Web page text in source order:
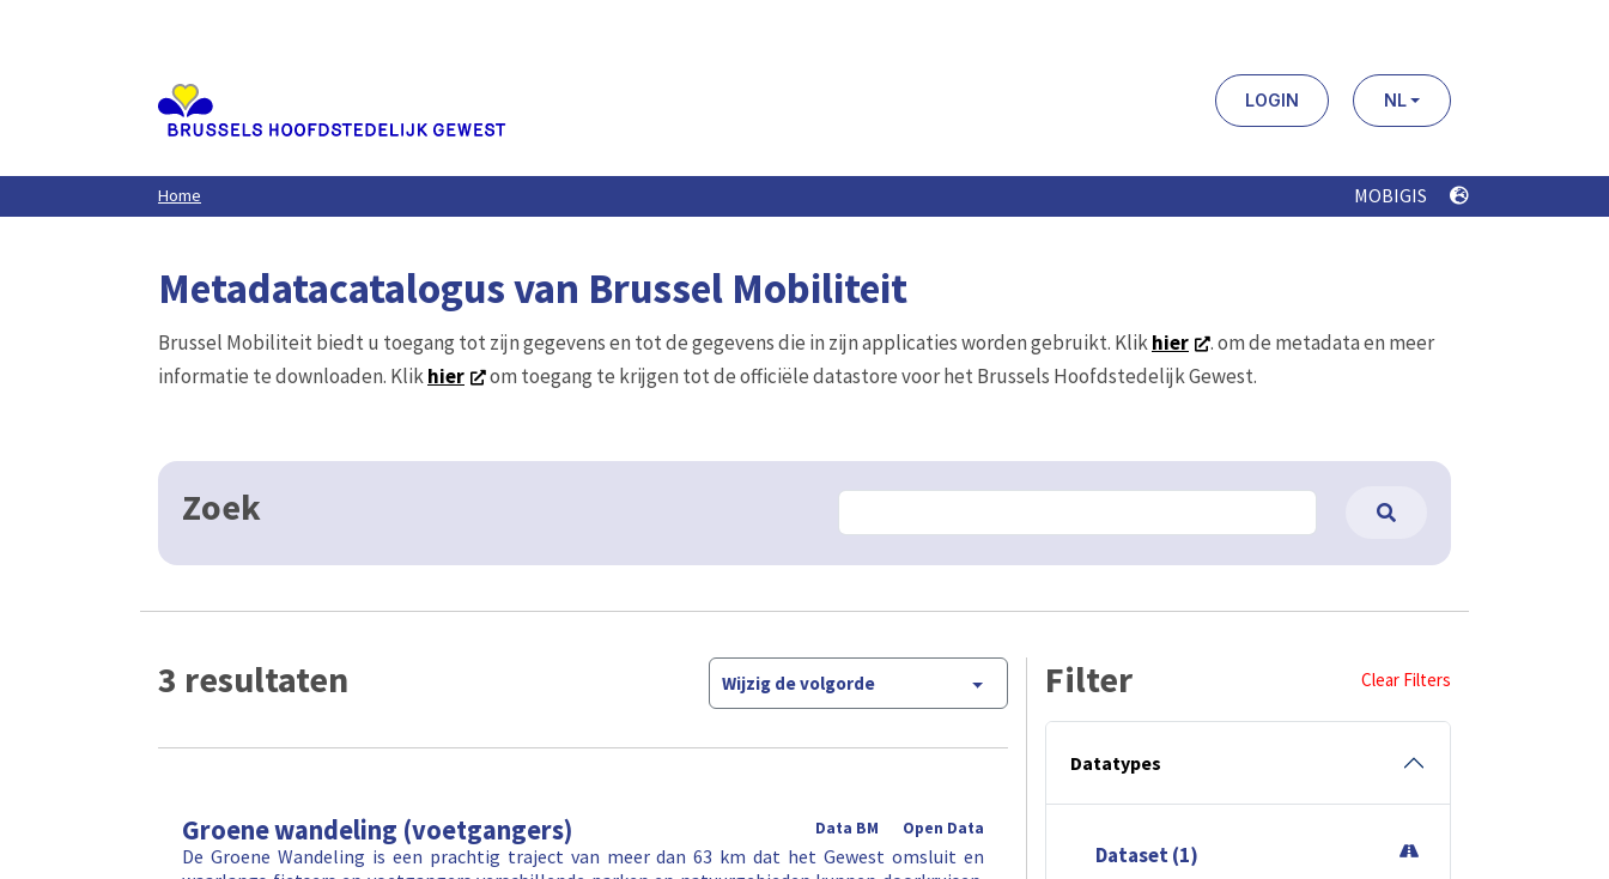
LOGIN NL
Home MOBIGIS
Metadatacatalogus van Brussel Mobiliteit
Brussel Mobiliteit biedt u toegang tot zijn gegevens en tot de gegevens die in zijn applicaties worden gebruikt. Klikhier
. om de metadata en meer
informatie te downloaden. Klikhier om toegang te krijgen tot de officiële datastore voor het Brussels Hoofdstedelijk Gewest.
Zoek
3 resultaten Wijzig de volgorde
Groene wandeling (voetgangers) Open Data
Data BM
De Groene Wandeling is een prachtig traject van meer dan 63 km dat het Gewest omsluit en
Filter Clear Filters
Datatypes
Dataset (1)